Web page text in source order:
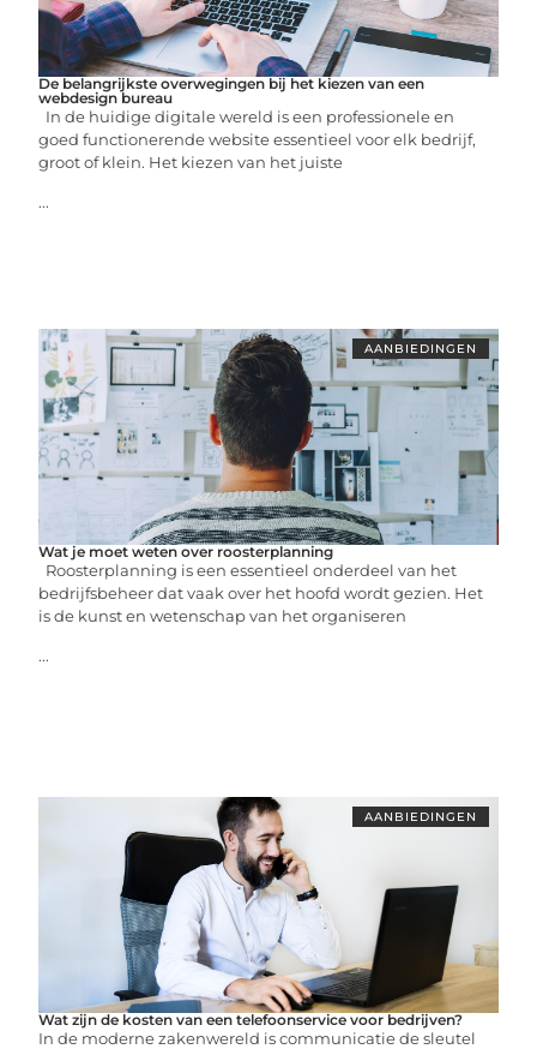
De belangrijkste overwegingen bij het kiezen van een
webdesign bureau
In de huidige digitale wereld is een professionele en
goed functionerende website essentieel voor elk bedrijf,
groot of klein. Het kiezen van het juiste
...
AANBIEDINGEN
Wat je moet weten over roosterplanning
Roosterplanning is een essentieel onderdeel van het
bedrijfsbeheer dat vaak over het hoofd wordt gezien. Het
is de kunst en wetenschap van het organiseren
...
AANBIEDINGEN
Wat zijn de kosten van een telefoonservice voor bedrijven?
In de moderne zakenwereld is communicatie de sleutel